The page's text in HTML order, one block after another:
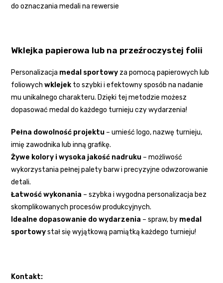
do oznaczania medali na rewersie
Wklejka papierowa lub na przeźroczystej folii
Personalizacja medal sportowy za pomocą papierowych lub
foliowychwklejek to szybki i efektowny sposób na nadanie
mu unikalnego charakteru. Dzięki tej metodzie możesz
dopasować medal do każdego turnieju czy wydarzenia!
Pełna dowolność projektu – umieść logo, nazwę turnieju,
imię zawodnika lub inną grafikę.
Żywe kolory i wysoka jakość nadruku – możliwość
wykorzystania pełnej palety barw i precyzyjne odwzorowanie
detali.
Łatwość wykonania – szybka i wygodna personalizacja bez
skomplikowanych procesów produkcyjnych.
Idealne dopasowanie do wydarzenia – spraw, by medal
sportowystał się wyjątkową pamiątką każdego turnieju!
Kontakt: